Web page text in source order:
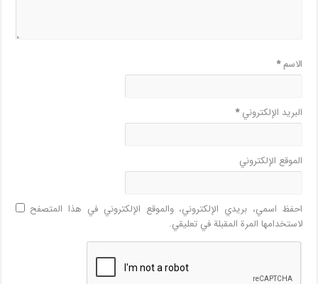
الاسم*
البريد الإلكتروني*
الموقع الإلكتروني
احفظ اسمي، بريدي الإلكتروني، والموقع الإلكتروني في هذا المتصفح
لاستخدامها المرة المقبلة في تعليقي.